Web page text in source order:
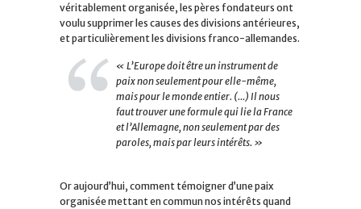
véritablement organisée, les pères fondateurs ont
voulu supprimer les causes des divisions antérieures,
et particulièrement les divisions franco-allemandes.
« L’Europe doit être un instrument de
paix non seulement pour elle-même,
mais pour le monde entier. (…) Il nous
faut trouver une formule qui lie la France
et l’Allemagne, non seulement par des
paroles, mais par leurs intérêts. »
Or aujourd’hui, comment témoigner d’une paix
organisée mettant en commun nos intérêts quand